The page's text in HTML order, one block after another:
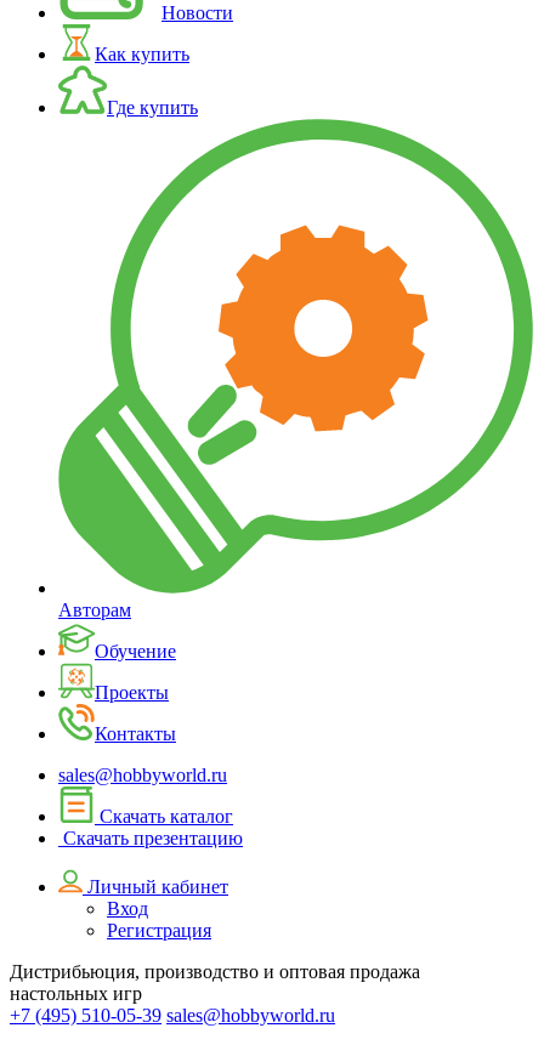
Новости
Как купить
Где купить
Авторам
Обучение
Проекты
Контакты
sales@hobbyworld.ru
Скачать каталог
Скачать презентацию
Личный кабинет
Вход
Регистрация
Дистрибьюция, производство и оптовая продажа
настольных игр
+7 (495) 510-05-39 sales@hobbyworld.ru